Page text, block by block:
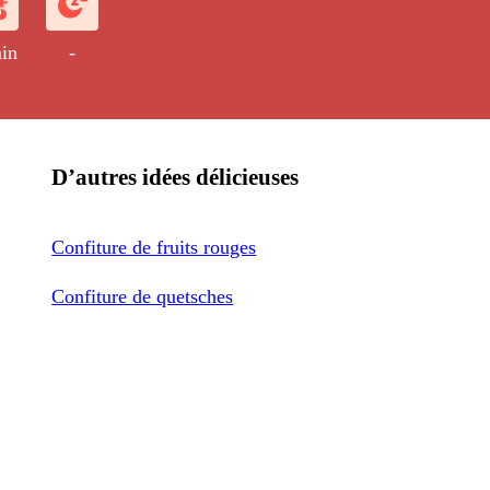
-
D’autres idées délicieuses
Confiture de fruits rouges
Confiture de quetsches